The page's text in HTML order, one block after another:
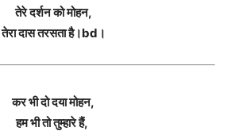
तेरे दर्शन को मोहन,
तेरा दास तरसता है।bd।
कर भी दो दया मोहन,
हम भी तो तुम्हारे हैं,